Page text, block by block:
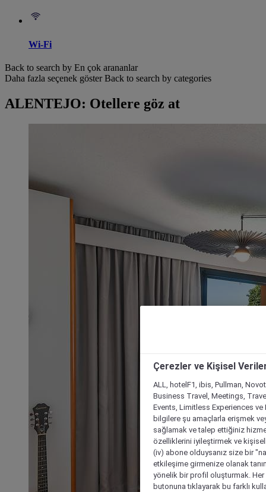
Wi-Fi
Back to search by En çok arananlar
Daha fazla seçenek göster Back to search by categories
ALENTEJO: Otellere göz at
Çerezler ve Kişisel
ALL, hotelF1, ibis, Pullman,
Business Travel, Meetings,
Events, Limitless Experiences
bilgilere şu amaçlarla erişmek
sağlamak ve talep ettiğiniz
özelliklerini iyileştirmek ve
(iv) abone olduysanız size bir
etkileşime girmenize olanak
yönelik bir profil oluşturmak.
butonuna tıklayarak bu farklı